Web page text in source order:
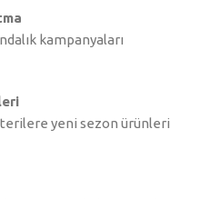
kampanyaları
yeni sezon ürünleri